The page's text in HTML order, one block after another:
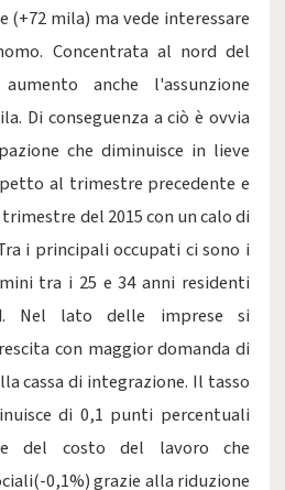
(+72 mila) ma vede interessare
Concentrata al nord del
anche l'assunzione
Di conseguenza a ciò è ovvia
che diminuisce in lieve
al trimestre precedente e
del 2015 con un calo di
i principali occupati ci sono i
tra i 25 e 34 anni residenti
Nel lato delle imprese si
con maggior domanda di
cassa di integrazione. Il tasso
di 0,1 punti percentuali
del costo del lavoro che
0,1%) grazie alla riduzione